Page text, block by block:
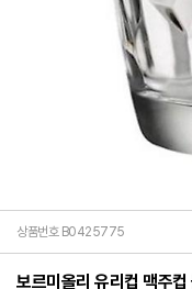
상품번호 B0425775
보르미올리 유리컵 맥주